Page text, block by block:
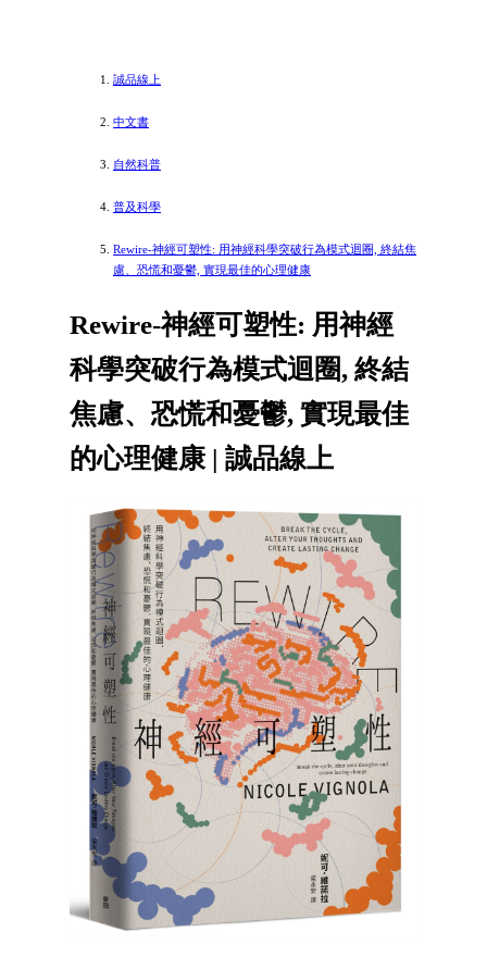
誠品線上
中文書
自然科普
普及科學
Rewire-神經可塑性: 用神經科學突破行為模式迴圈, 終結焦
慮、恐慌和憂鬱, 實現最佳的心理健康
Rewire-神經可塑性: 用神經
科學突破行為模式迴圈, 終結
焦慮、恐慌和憂鬱, 實現最佳
的心理健康 | 誠品線上